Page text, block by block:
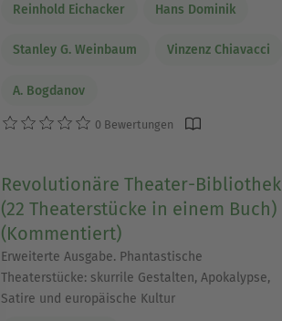
Reinhold Eichacker Hans Dominik
Stanley G. Weinbaum Vinzenz Chiavacci
A. Bogdanov
0 Bewertungen
Revolutionäre Theater-Bibliothek
(22 Theaterstücke in einem Buch)
(Kommentiert)
Erweiterte Ausgabe. Phantastische
Theaterstücke: skurrile Gestalten, Apokalypse,
Satire und europäische Kultur